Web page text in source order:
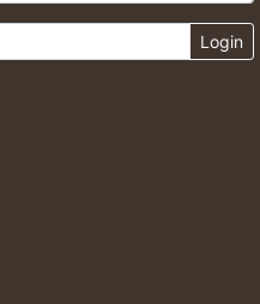
Login